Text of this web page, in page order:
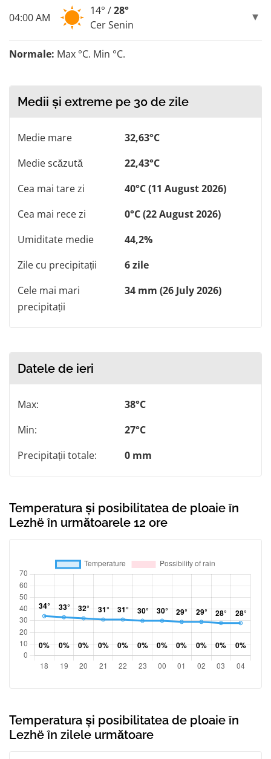
04:00 AM
14° /28°
Cer Senin
Normale: Max °C. Min °C.
Medii și extreme pe 30 de zile
Medie mare
32,63°C
Medie scăzută
22,43°C
Cea mai tare zi
40°C (11 August 2026)
Cea mai rece zi
0°C (22 August 2026)
Umiditate medie
44,2%
Zile cu precipitații
6 zile
Cele mai mari
precipitații
34 mm (26 July 2026)
Datele de ieri
Max:
38°C
Min:
27°C
Precipitații totale:
0 mm
Temperatura și posibilitatea de ploaie în
Lezhë în următoarele 12 ore
Temperatura și posibilitatea de ploaie în
Lezhë în zilele următoare